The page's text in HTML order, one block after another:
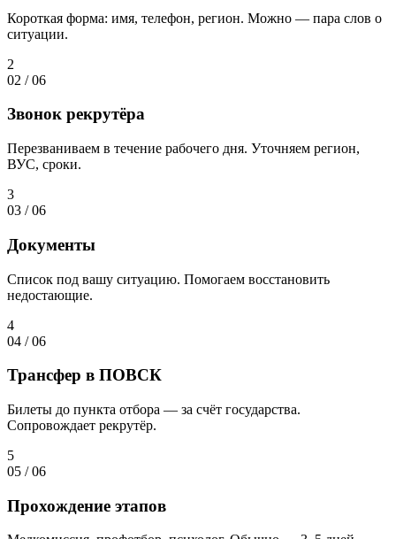
Короткая форма: имя, телефон, регион. Можно — пара слов о
ситуации.
2
02 /06
Звонок рекрутёра
Перезваниваем в течение рабочего дня. Уточняем регион,
ВУС, сроки.
3
03 /06
Документы
Список под вашу ситуацию. Помогаем восстановить
недостающие.
4
04 /06
Трансфер в ПОВСК
Билеты до пункта отбора — за счёт государства.
Сопровождает рекрутёр.
5
05 /06
Прохождение этапов